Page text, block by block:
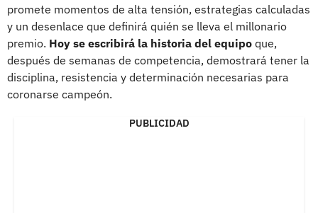
promete momentos de alta tensión, estrategias calculadas
y un desenlace que definirá quién se lleva el millonario
premio. Hoy se escribirá la historia del equipo que,
después de semanas de competencia, demostrará tener la
disciplina, resistencia y determinación necesarias para
coronarse campeón.
PUBLICIDAD